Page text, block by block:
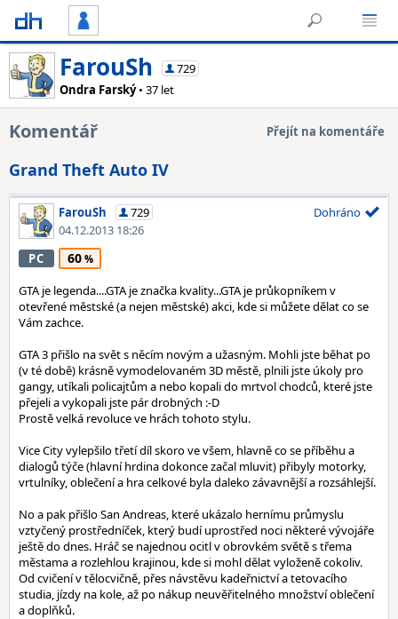
FarouSh
729
Ondra Farský• 37 let
Komentář Přejít na komentáře
Grand Theft Auto IV
FarouSh
729
04.12.2013 18:26
Dohráno
PC 60
GTA je legenda....GTA je značka kvality...GTA je průkopníkem v
otevřené městské (a nejen městské) akci, kde si můžete dělat co se
Vám zachce.
GTA 3 přišlo na svět s něcím novým a užasným. Mohli jste běhat po
(v té době) krásně vymodelovaném 3D městě, plnili jste úkoly pro
gangy, utíkali policajtům a nebo kopali do mrtvol chodců, které jste
přejeli a vykopali jste pár drobných :-D
Prostě velká revoluce ve hrách tohoto stylu.
Vice City vylepšilo třetí díl skoro ve všem, hlavně co se příběhu a
dialogů týče (hlavní hrdina dokonce začal mluvit) přibyly motorky,
vrtulníky, oblečení a hra celkové byla daleko závavnější a rozsáhlejší.
No a pak přišlo San Andreas, které ukázalo hernímu průmyslu
vztyčený prostředníček, který budí uprostřed noci některé vývojáře
ještě do dnes. Hráč se najednou ocitl v obrovkém světě s třema
městama a rozlehlou krajinou, kde si mohl dělat vyloženě cokoliv.
Od cvičení v tělocvičně, přes návstěvu kadeřnictví a tetovacího
studia, jízdy na kole, až po nákup neuvěřitelného množství oblečení
a doplňků.